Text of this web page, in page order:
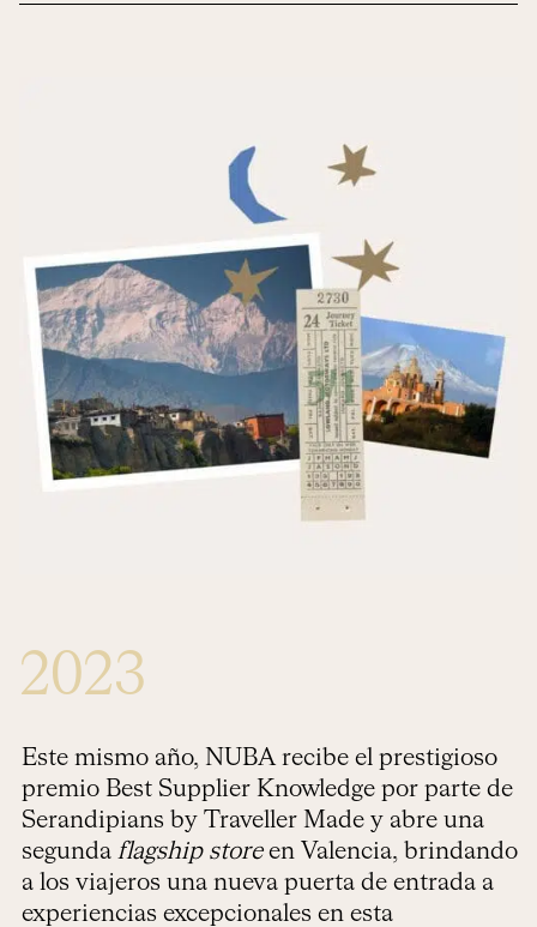
2023
Este mismo año, NUBA recibe el prestigioso
premio Best Supplier Knowledge por parte de
Serandipians by Traveller Made y abre una
segunda flagship storeen Valencia, brindando
a los viajeros una nueva puerta de entrada a
experiencias excepcionales en esta